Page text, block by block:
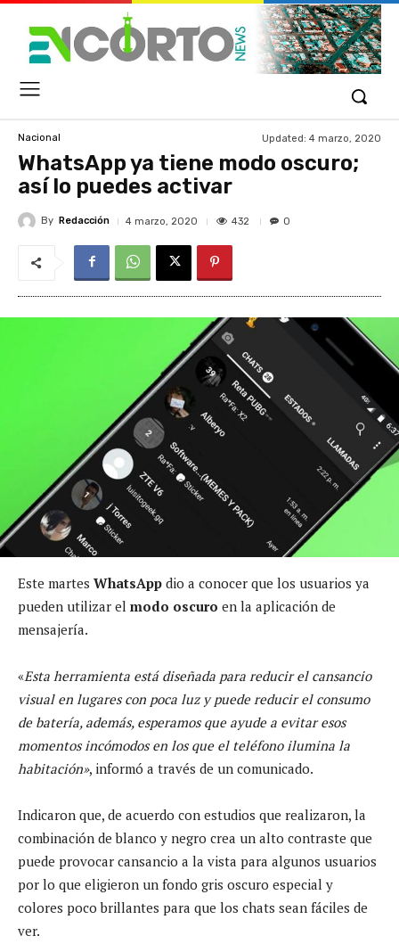
Nacional Updated: 4 marzo, 2020
WhatsApp ya tiene modo oscuro;
así lo puedes activar
By Redacción 4 marzo, 2020 432 0
Este martes WhatsApp dio a conocer que los usuarios ya
pueden utilizar el modo oscuro en la aplicación de
mensajería.
«Esta herramienta está diseñada para reducir el cansancio
visual en lugares con poca luz y puede reducir el consumo
de batería, además, esperamos que ayude a evitar esos
momentos incómodos en los que el teléfono ilumina la
habitación», informó a través de un comunicado.
Indicaron que, de acuerdo con estudios que realizaron, la
combinación de blanco y negro crea un alto contraste que
puede provocar cansancio a la vista para algunos usuarios
por lo que eligieron un fondo gris oscuro especial y
colores poco brillantes para que los chats sean fáciles de
ver.